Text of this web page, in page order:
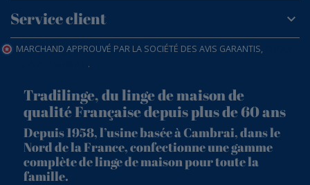
Service client
MARCHAND APPROUVÉ PAR LA SOCIÉTÉ DES AVIS GARANTIS,
.
Tradilinge, du linge de maison de
qualité Française depuis plus de 60 ans
Depuis 1958, l’usine basée à Cambrai, dans le
Nord de la France, confectionne une gamme
complète de linge de maison pour toute la
famille.